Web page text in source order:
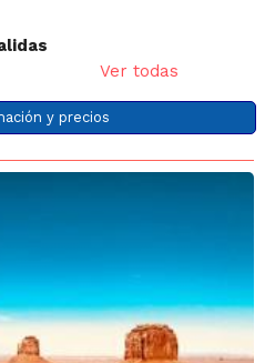
Ver todas
y precios